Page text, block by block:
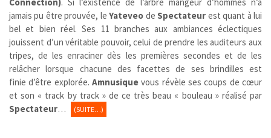
jamais pu être prouvée, leYateveo deSpectateur est quant à lui
bel et bien réel. Ses 11 branches aux ambiances éclectiques
jouissent d’un véritable pouvoir, celui de prendre les auditeurs aux
tripes, de les enraciner dès les premières secondes et de les
relâcher lorsque chacune des facettes de ses brindilles est
finie d’être explorée. Amnusique vous révèle ses coups de cœur
et son « track by track » de ce très beau « bouleau » réalisé par
Spectateur… (SUITE…)